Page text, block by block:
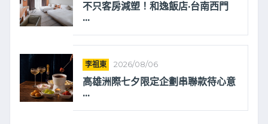
不只客房減塑！和逸飯店·台南西門
...
李祖東 2026/08/06
高雄洲際七夕限定企劃串聯款待心意
...